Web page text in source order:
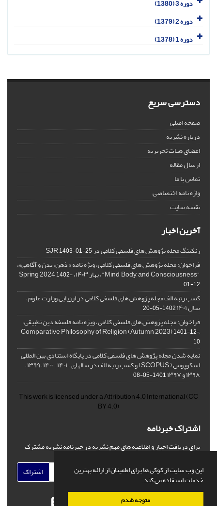
این وب سایت از کوکی ها برای اطمینان از ارائه بهترین
خدمات استفاده می کند.
متوجه شدم
دوره 3 (1380)
دوره 2 (1379)
دوره 1 (1378)
دسترسی سریع
صفحه اصلی
درباره نشریه
اعضای هیات تحریریه
ارسال مقاله
تماس با ما
واژه نامه اختصاصی
نقشه سایت
آخرین اخبار
رنکینگ مجله پژوهش های فلسفی کلامی در SJR1403-01-25
فراخوان: مجله پژوهش های فلسفی کلامی، ویژه نامه « ذهن، بدن و آگاهی»،
"Mind, Body, and Consciousness"، بهار ۱۴۰۳، Spring 2024
1402-
01-12
کسب رتبه الف مجله پژوهش های فلسفی کلامی در ارزیابی وزارت علوم،
سال ۱۴۰۱ 1402-05-20
فراخوان: مجله پژوهش های فلسفی کلامی، ویژه نامه فلسفه دین تطبیقی،
,Comparative Philosophy of Religion (Autumn 2023)
1401-12-
10
نمایه شدن مجله پژوهش های فلسفی کلامی در پایگاه استنادی بین المللی
اسکوپوس ( SCOPUS) و کسب رتبه الف در سالهای ، ۱۴۰۱ ، ۱۴۰۰، ۱۳۹۹،
۱۳۹۸ و ۱۳۹۷ 1401-05-08
This work is licensed under aAttribution 4.0 International(CC
BY 4.0)
اشتراک خبرنامه
برای دریافت اخبار و اطلاعیه های مهم نشریه در خبرنامه نشریه مشترک
اشتراک